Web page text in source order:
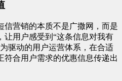
信营销的本质不是广撒网，而是
让用户感受到“这条信息对我有
驱动的用户运营体系，在合适
符合用户需求的优惠信息传递出